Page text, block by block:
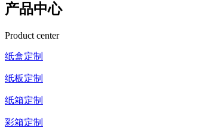
产品中心
Product center
纸盒定制
纸板定制
纸箱定制
彩箱定制